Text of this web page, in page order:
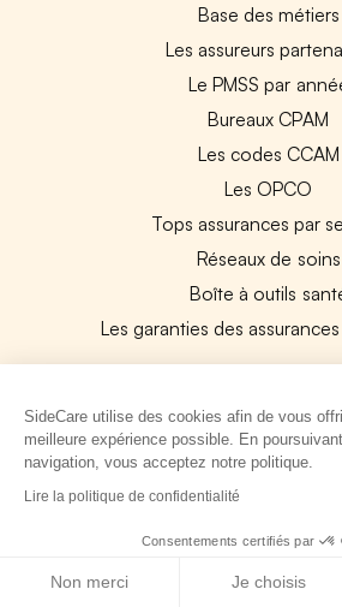
Base des métiers
Les assureurs
Le PMSS par
Bureaux CPAM
Les codes CCAM
Les OPCO
Tops assurances par
Réseaux de soins
Boîte à outils
Les garanties des
Experts-
Lucca & SideCare
Nibelis & SideCare
SideCare utilise des cookies afin de vous
meilleure expérience possible. En
navigation, vous acceptez notre politique.
Lire la politique de confidentialité
Consentements certifiés par
Non merci Je choisis